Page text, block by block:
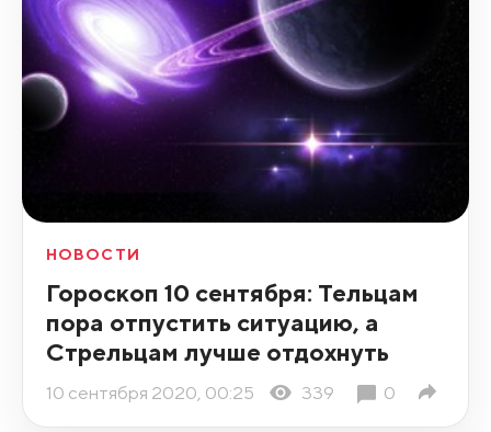
НОВОСТИ
Гороскоп 10 сентября: Тельцам
пора отпустить ситуацию, а
Стрельцам лучше отдохнуть
10 сентября 2020, 00:25 339 0